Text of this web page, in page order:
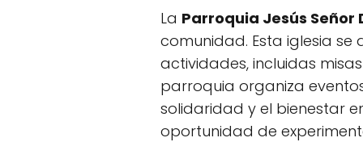
La Parroquia Jesús Señor
comunidad. Esta iglesia
actividades, incluidas
parroquia organiza
solidaridad y el bienestar
oportunidad de